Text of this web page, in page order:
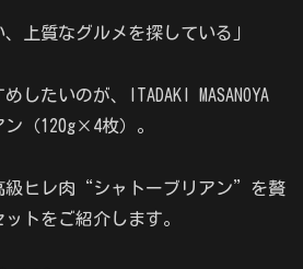
、上質なグルメを探している」
したいのが、ITADAKI MASANOYA
（120g×4枚）。
級ヒレ肉“シャトーブリアン”を贅
トをご紹介します。